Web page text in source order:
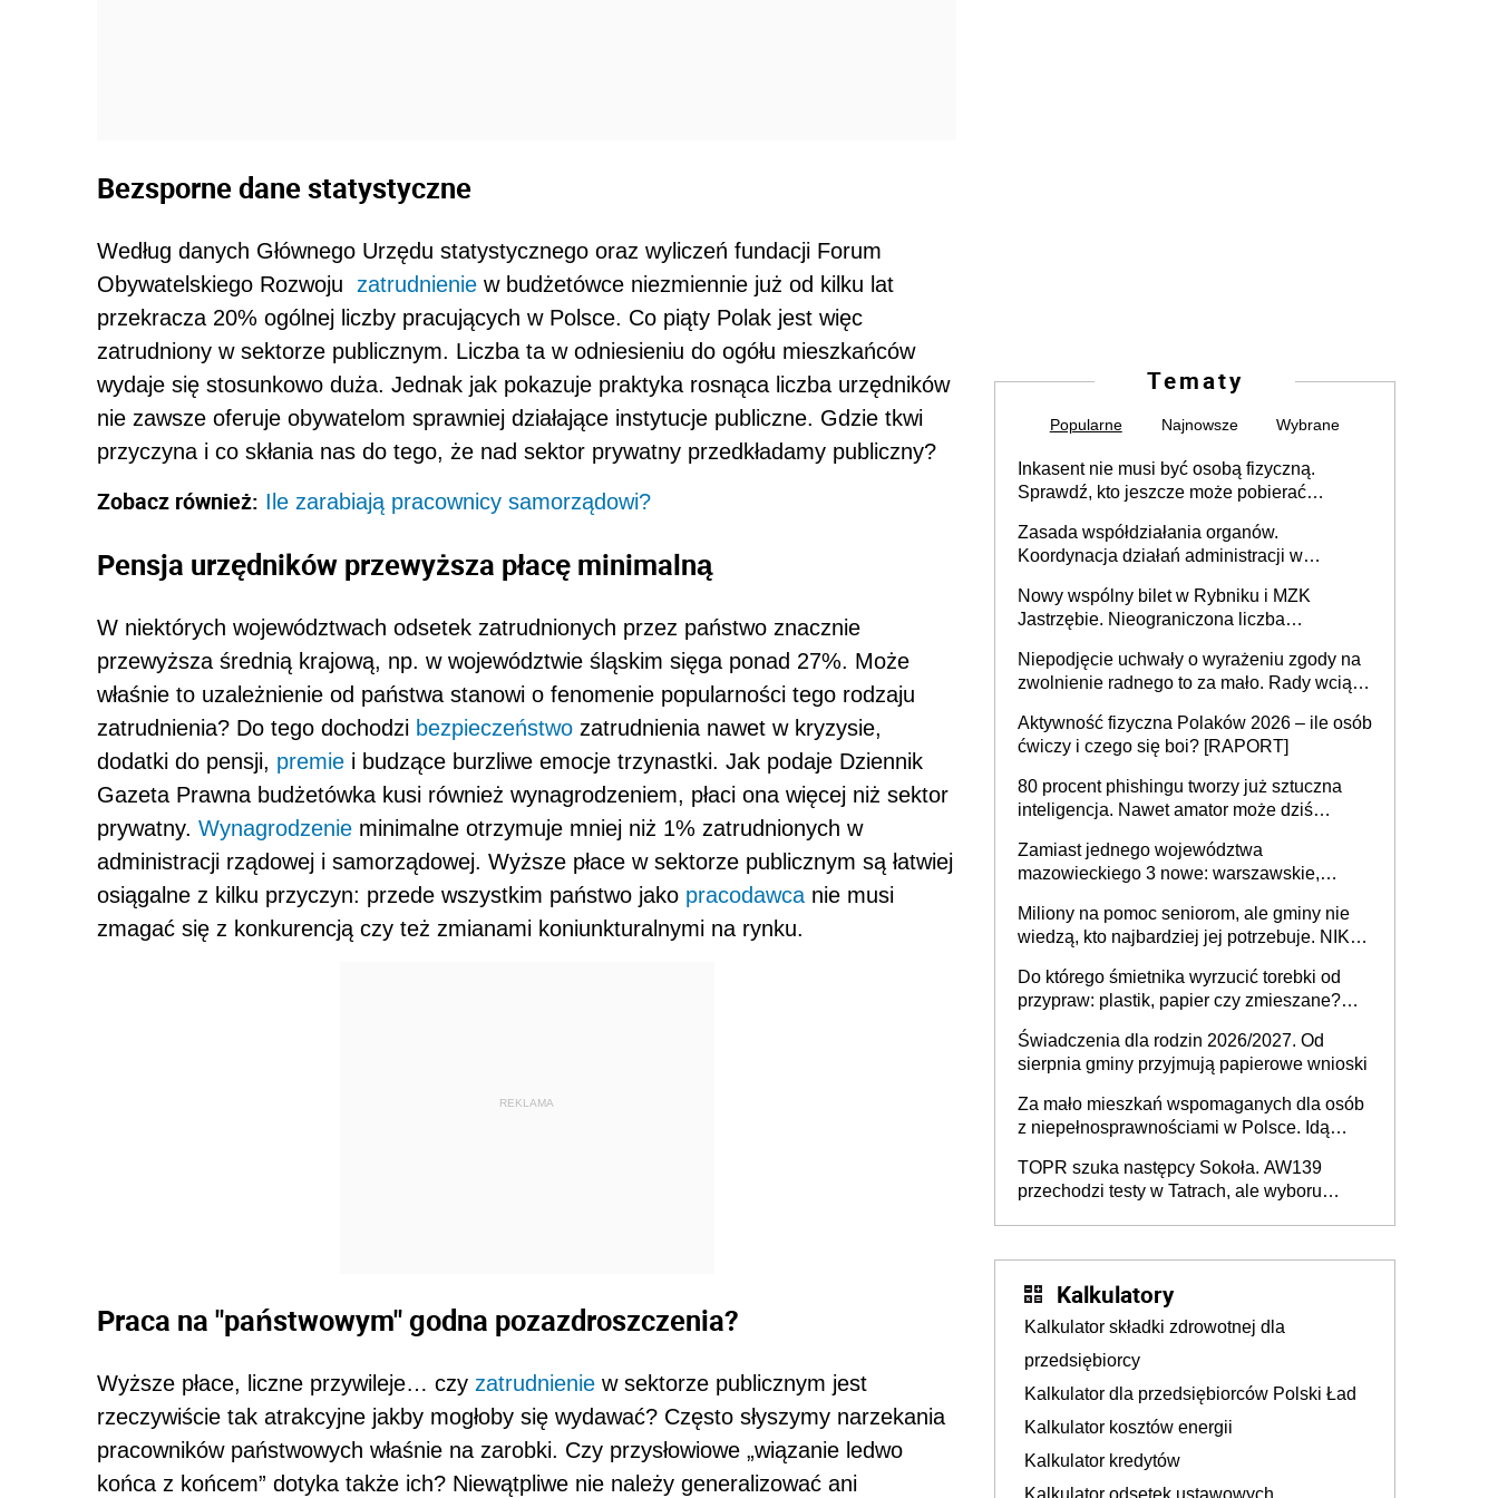
Bezsporne dane statystyczne
Według danych Głównego Urzędu statystycznego oraz wyliczeń fundacji Forum
Obywatelskiego Rozwoju zatrudnienie w budżetówce niezmiennie już od kilku lat
przekracza 20% ogólnej liczby pracujących w Polsce. Co piąty Polak jest więc
zatrudniony w sektorze publicznym. Liczba ta w odniesieniu do ogółu mieszkańców
wydaje się stosunkowo duża. Jednak jak pokazuje praktyka rosnąca liczba urzędników
nie zawsze oferuje obywatelom sprawniej działające instytucje publiczne. Gdzie tkwi
przyczyna i co skłania nas do tego, że nad sektor prywatny przedkładamy publiczny?
Zobacz również: Ile zarabiają pracownicy samorządowi?
Pensja urzędników przewyższa płacę minimalną
W niektórych województwach odsetek zatrudnionych przez państwo znacznie
przewyższa średnią krajową, np. w województwie śląskim sięga ponad 27%. Może
właśnie to uzależnienie od państwa stanowi o fenomenie popularności tego rodzaju
zatrudnienia? Do tego dochodzi bezpieczeństwo zatrudnienia nawet w kryzysie,
dodatki do pensji, premie i budzące burzliwe emocje trzynastki. Jak podaje Dziennik
Gazeta Prawna budżetówka kusi również wynagrodzeniem, płaci ona więcej niż sektor
prywatny. Wynagrodzenie minimalne otrzymuje mniej niż 1% zatrudnionych w
administracji rządowej i samorządowej. Wyższe płace w sektorze publicznym są łatwiej
osiągalne z kilku przyczyn: przede wszystkim państwo jako pracodawca nie musi
zmagać się z konkurencją czy też zmianami koniunkturalnymi na rynku.
REKLAMA
Praca na "państwowym" godna pozazdroszczenia?
Wyższe płace, liczne przywileje… czy zatrudnienie w sektorze publicznym jest
rzeczywiście tak atrakcyjne jakby mogłoby się wydawać? Często słyszymy narzekania
pracowników państwowych właśnie na zarobki. Czy przysłowiowe „wiązanie ledwo
końca z końcem” dotyka także ich? Niewątpliwe nie należy generalizować ani
Tematy
Popularne Najnowsze Wybrane
Inkasent nie musi być osobą fizyczną.
Sprawdź, kto jeszcze może pobierać
Zasada współdziałania organów.
Koordynacja działań administracji w
Nowy wspólny bilet w Rybniku i MZK
Jastrzębie. Nieograniczona liczba
Niepodjęcie uchwały o wyrażeniu zgody na
zwolnienie radnego to za mało. Rady wciąż
rozstrzygać sprawy
Aktywność fizyczna Polaków 2026 – ile osób
ćwiczy i czego się boi? [RAPORT]
80 procent phishingu tworzy już sztuczna
inteligencja. Nawet amator może dziś
Zamiast jednego województwa
mazowieckiego 3 nowe: warszawskie,
Europie nie ma tak dużych jednostek
stołecznych
Miliony na pomoc seniorom, ale gminy nie
wiedzą, kto najbardziej jej potrzebuje. NIK
Do którego śmietnika wyrzucić torebki od
przypraw: plastik, papier czy zmieszane?
Świadczenia dla rodzin 2026/2027. Od
sierpnia gminy przyjmują papierowe wnioski
Za mało mieszkań wspomaganych dla osób
z niepełnosprawnościami w Polsce. Idą
TOPR szuka następcy Sokoła. AW139
przechodzi testy w Tatrach, ale wyboru
Kalkulatory
Kalkulator składki zdrowotnej dla
przedsiębiorcy
Kalkulator dla przedsiębiorców Polski Ład
Kalkulator kosztów energii
Kalkulator kredytów